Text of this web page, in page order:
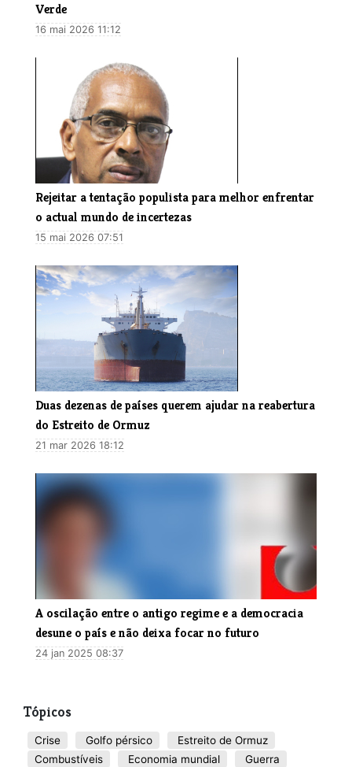
Verde
16 mai 2026 11:12
Rejeitar a tentação populista para melhor enfrentar
o actual mundo de incertezas
15 mai 2026 07:51
Duas dezenas de países querem ajudar na reabertura
do Estreito de Ormuz
21 mar 2026 18:12
A oscilação entre o antigo regime e a democracia
desune o país e não deixa focar no futuro
24 jan 2025 08:37
Tópicos
Crise Golfo pérsico
Estreito de Ormuz
Combustíveis
Economia mundial
Guerra